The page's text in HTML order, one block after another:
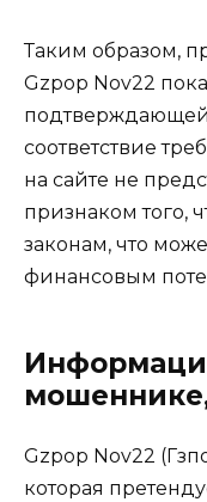
Таким образом,
Gzpop Nov22
подтверждающей
соответствие
на сайте не
признаком того,
законам, что
финансовым
Gzpop Nov22
которая